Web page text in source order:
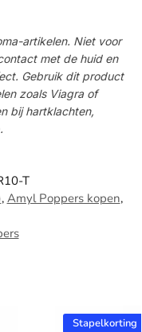
artikelen. Niet voor
met de huid en
Gebruik dit product
zoals Viagra of
bij hartklachten,
T
, Amyl Poppers kopen,
Stapelkorting